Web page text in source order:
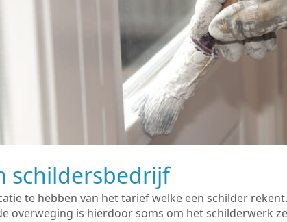
schildersbedrijf
te hebben van het tarief welke een schilder
overweging is hierdoor soms om het schilderwerk